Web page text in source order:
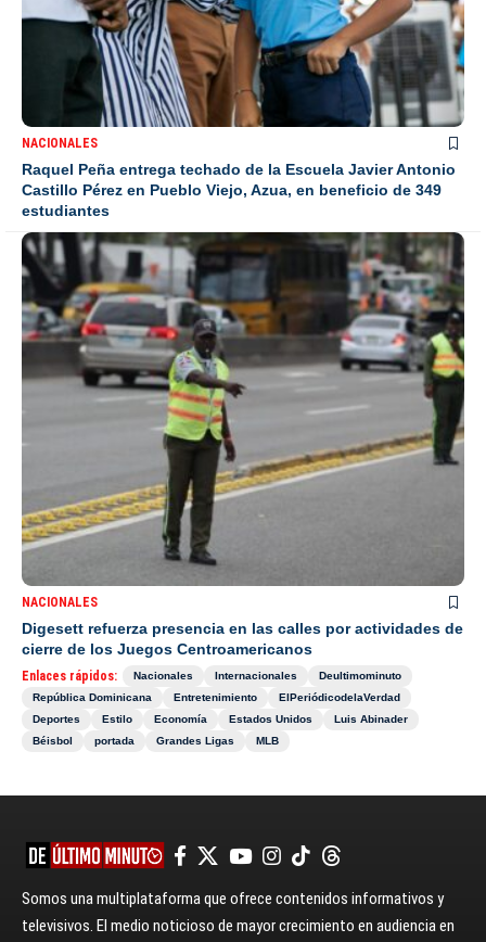
NACIONALES
Raquel Peña entrega techado de la Escuela Javier Antonio
Castillo Pérez en Pueblo Viejo, Azua, en beneficio de 349
estudiantes
NACIONALES
Digesett refuerza presencia en las calles por actividades de
cierre de los Juegos Centroamericanos
Enlaces rápidos: Nacionales Internacionales
Deultimominuto
República Dominicana
Entretenimiento
ElPeriódicodelaVerdad
Deportes
Estilo Economía Estados Unidos
Luis Abinader
Béisbol
portada Grandes Ligas MLB
Somos una multiplataforma que ofrece contenidos informativos y
televisivos. El medio noticioso de mayor crecimiento en audiencia en